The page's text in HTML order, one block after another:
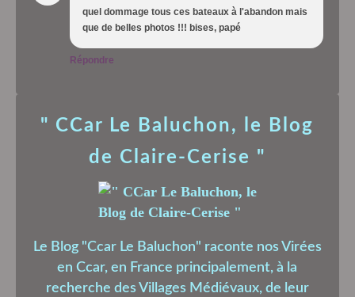
quel dommage tous ces bateaux à l'abandon mais
que de belles photos !!! bises, papé
Répondre
" CCar Le Baluchon, le Blog
de Claire-Cerise "
Le Blog "Ccar Le Baluchon" raconte nos Virées
en Ccar, en France principalement, à la
recherche des Villages Médiévaux, de leur